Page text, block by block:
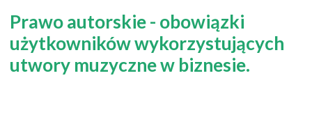
Prawo autorskie - obowiązki
użytkowników wykorzystujących
utwory muzyczne w biznesie.